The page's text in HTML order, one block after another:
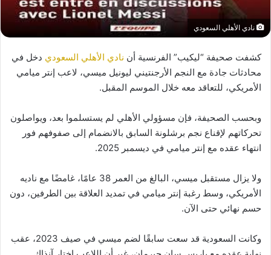
نادي الأهلي السعودي
كشفت صحيفة “ليكيب” الفرنسية أن نادي الأهلي السعودي دخل في
محادثات جادة مع النجم الأرجنتيني ليونيل ميسي، لاعب إنتر ميامي
الأمريكي، للتعاقد معه خلال الموسم المقبل.
وبحسب الصحيفة، فإن مسؤولي الأهلي لم يستسلموا بعد، ويواصلون
تحركاتهم لإقناع نجم برشلونة السابق بالانضمام إلى صفوفهم فور
انتهاء عقده مع إنتر ميامي في ديسمبر 2025.
ولا يزال مستقبل ميسي، البالغ من العمر 38 عامًا، غامضًا مع ناديه
الأمريكي، وسط رغبة إنتر ميامي في تمديد العلاقة بين الطرفين، دون
حسم نهائي حتى الآن.
وكانت السعودية قد سعت سابقًا لضم ميسي في صيف 2023، عقب